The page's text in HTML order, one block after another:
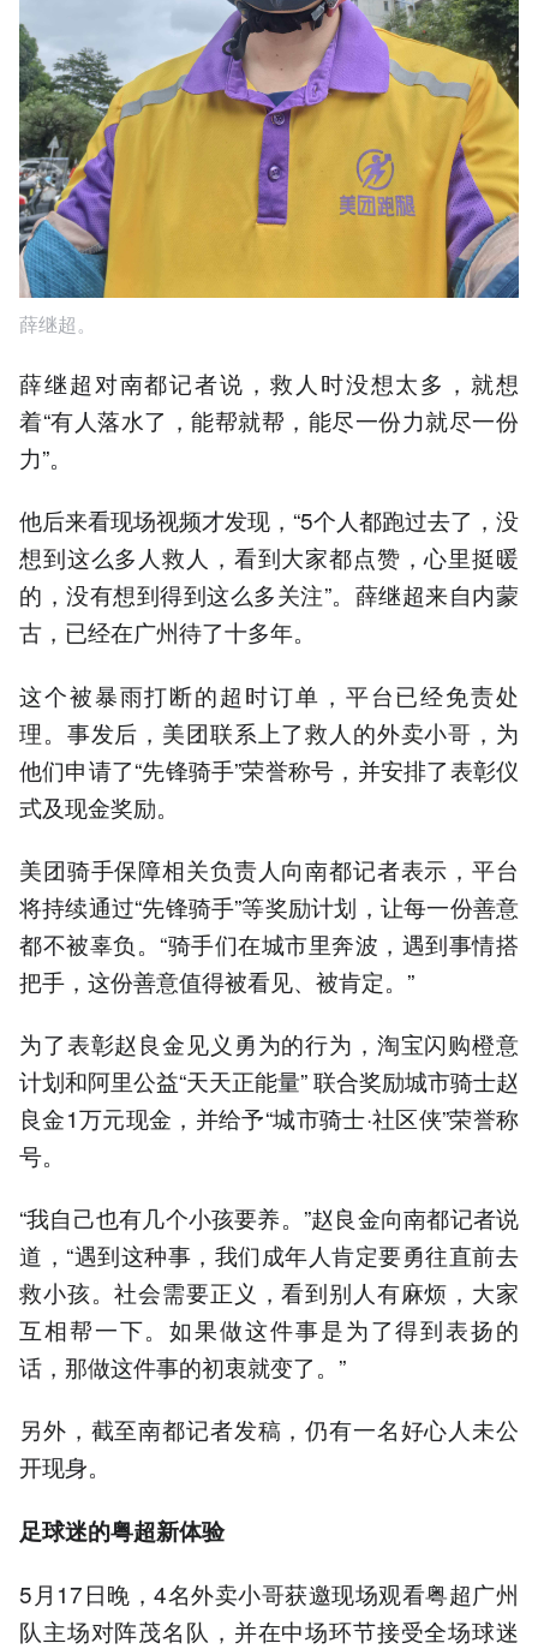
薛继超。
薛继超对南都记者说，救人时没想太多，就想
着“有人落水了，能帮就帮，能尽一份力就尽一份
力”。
他后来看现场视频才发现，“5个人都跑过去了，没
想到这么多人救人，看到大家都点赞，心里挺暖
的，没有想到得到这么多关注”。薛继超来自内蒙
古，已经在广州待了十多年。
这个被暴雨打断的超时订单，平台已经免责处
理。事发后，美团联系上了救人的外卖小哥，为
他们申请了“先锋骑手”荣誉称号，并安排了表彰仪
式及现金奖励。
美团骑手保障相关负责人向南都记者表示，平台
将持续通过“先锋骑手”等奖励计划，让每一份善意
都不被辜负。“骑手们在城市里奔波，遇到事情搭
把手，这份善意值得被看见、被肯定。”
为了表彰赵良金见义勇为的行为，淘宝闪购橙意
计划和阿里公益“天天正能量” 联合奖励城市骑士赵
良金1万元现金，并给予“城市骑士·社区侠”荣誉称
号。
“我自己也有几个小孩要养。”赵良金向南都记者说
道，“遇到这种事，我们成年人肯定要勇往直前去
救小孩。社会需要正义，看到别人有麻烦，大家
互相帮一下。如果做这件事是为了得到表扬的
话，那做这件事的初衷就变了。”
另外，截至南都记者发稿，仍有一名好心人未公
开现身。
足球迷的粤超新体验
5月17日晚，4名外卖小哥获邀现场观看粤超广州
队主场对阵茂名队，并在中场环节接受全场球迷